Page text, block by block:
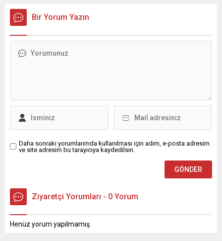
Bir Yorum Yazın
Daha sonraki yorumlarımda kullanılması için adım, e-posta adresim
ve site adresim bu tarayıcıya kaydedilsin.
Ziyaretçi Yorumları - 0 Yorum
Henüz yorum yapılmamış.